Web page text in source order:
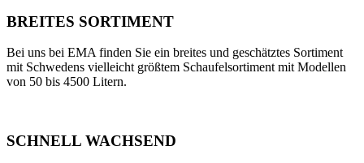
BREITES SORTIMENT
Bei uns bei EMA finden Sie ein breites und geschätztes Sortiment
mit Schwedens vielleicht größtem Schaufelsortiment mit Modellen
von 50 bis 4500 Litern.
SCHNELL WACHSEND